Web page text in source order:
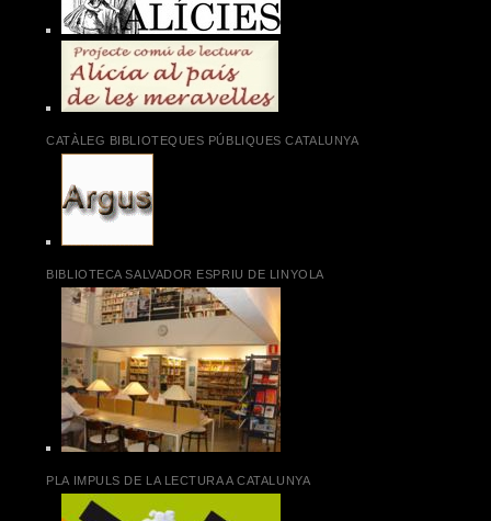
CATÀLEG BIBLIOTEQUES PÚBLIQUES CATALUNYA
BIBLIOTECA SALVADOR ESPRIU DE LINYOLA
PLA IMPULS DE LA LECTURA A CATALUNYA